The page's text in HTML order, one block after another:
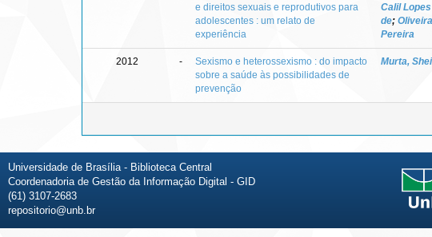
e direitos sexuais e reprodutivos para
adolescentes : um relato de
experiência
Calil
de;
Pereira
2012 -
Sexismo e heterossexismo : do impacto
sobre a saúde às possibilidades de
prevenção
Murta,
Universidade de Brasília - Biblioteca Central
Coordenadoria de Gestão da Informação Digital - GID
(61) 3107-2683
repositorio@unb.br